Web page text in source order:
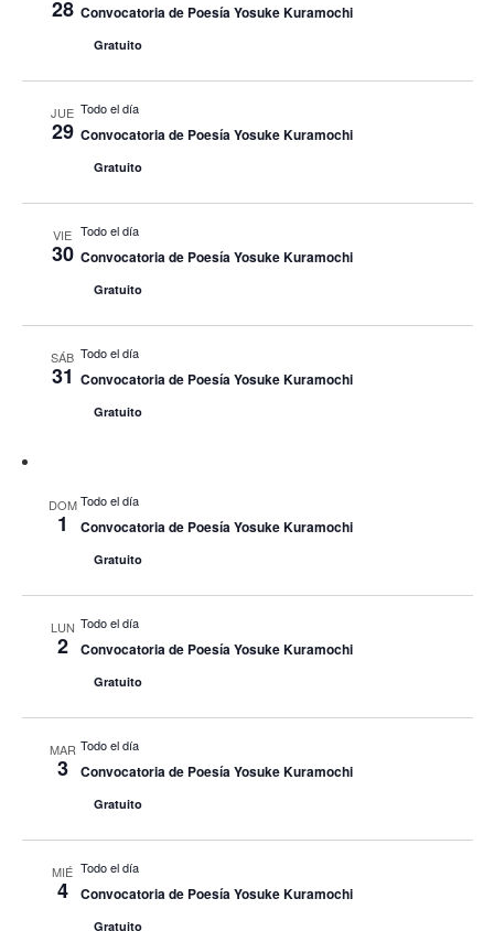
28 Convocatoria de Poesía Yosuke Kuramochi
Gratuito
JUE
29
Todo el día
Convocatoria de Poesía Yosuke Kuramochi
Gratuito
VIE
30
Todo el día
Convocatoria de Poesía Yosuke Kuramochi
Gratuito
SÁB
31
Todo el día
Convocatoria de Poesía Yosuke Kuramochi
Gratuito
DOM
1
Todo el día
Convocatoria de Poesía Yosuke Kuramochi
Gratuito
LUN
2
Todo el día
Convocatoria de Poesía Yosuke Kuramochi
Gratuito
MAR
3
Todo el día
Convocatoria de Poesía Yosuke Kuramochi
Gratuito
MIÉ
4
Todo el día
Convocatoria de Poesía Yosuke Kuramochi
Gratuito